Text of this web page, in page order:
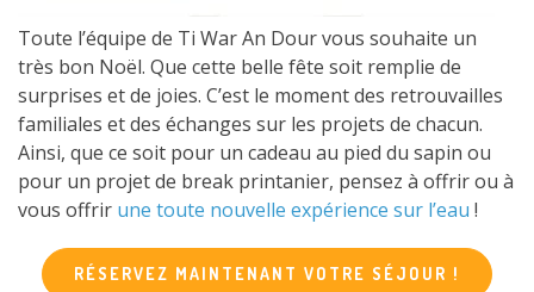
Toute l’équipe de Ti War An Dour vous souhaite un
très bon Noël. Que cette belle fête soit remplie de
surprises et de joies. C’est le moment des retrouvailles
familiales et des échanges sur les projets de chacun.
Ainsi, que ce soit pour un cadeau au pied du sapin ou
pour un projet de break printanier, pensez à offrir ou à
vous offrir une toute nouvelle expérience sur l’eau !
RÉSERVEZ MAINTENANT VOTRE SÉJOUR !